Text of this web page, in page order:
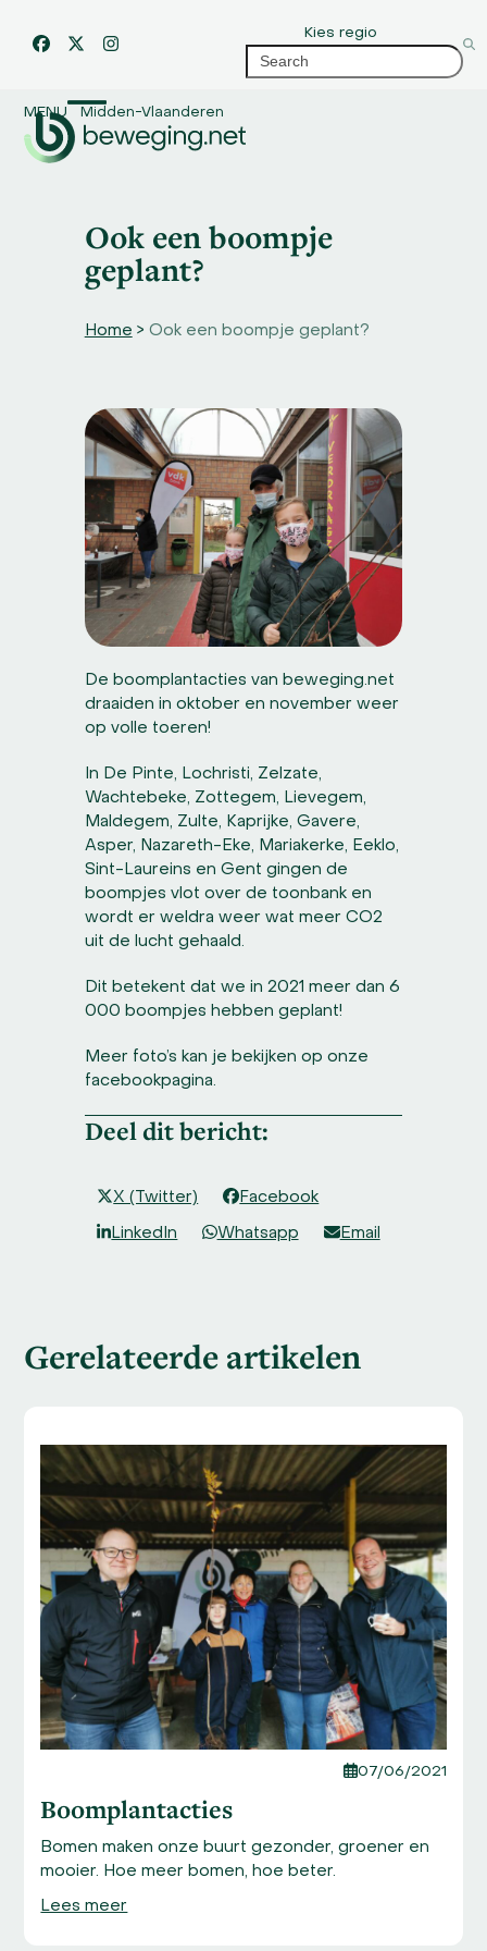
Facebook
TwitterInstagram
Kies regio
Search
Midden-Vlaanderen
MENU
Open
Close
Ook een boompje
geplant?
Home > Ook een boompje geplant?
De boomplantacties van beweging.net
draaiden in oktober en november weer
op volle toeren!
In De Pinte, Lochristi, Zelzate,
Wachtebeke, Zottegem, Lievegem,
Maldegem, Zulte, Kaprijke, Gavere,
Asper, Nazareth-Eke, Mariakerke, Eeklo,
Sint-Laureins en Gent gingen de
boompjes vlot over de toonbank en
wordt er weldra weer wat meer CO2
uit de lucht gehaald.
Dit betekent dat we in 2021 meer dan 6
000 boompjes hebben geplant!
Meer foto’s kan je bekijken op onze
facebookpagina.
Deel dit bericht:
X (Twitter) Facebook
LinkedIn Whatsapp Email
Gerelateerde artikelen
the
left
right
arrow
keys
to
access
carousel
navigation
buttons
07/06/2021
Boomplantacties
Bomen maken onze buurt gezonder, groener en
mooier. Hoe meer bomen, hoe beter.
Lees meer